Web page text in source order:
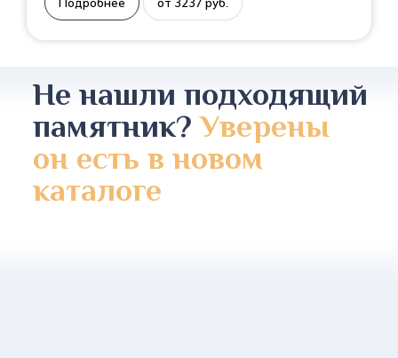
Не нашли подходящий
памятник?Уверены
он есть в новом
каталоге